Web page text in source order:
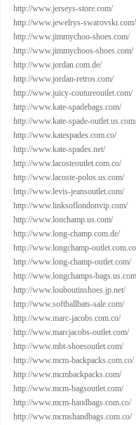
http://www.jerseys-store.com/
http://www.jewelrys-swarovski.com/
http://www.jimmychoo-shoes.com/
http://www.jimmychoos-shoes.com/
http://www.jordan.com.de/
http://www.jordan-retros.com/
http://www.juicy-coutureoutlet.com/
http://www.kate-spadebags.com/
http://www.kate-spade-outlet.us.com/
http://www.katespades.com.co/
http://www.kate-spades.net/
http://www.lacosteoutlet.com.co/
http://www.lacoste-polos.us.com/
http://www.levis-jeansoutlet.com/
http://www.linksoflondonvip.com/
http://www.lonchamp.us.com/
http://www.long-champ.com.de/
http://www.longchamp-
http://www.long-champ-outlet.com/
http://www.longchamps-
http://www.louboutinshoes.jp.net/
http://www.softballbats-sale.com/
http://www.marc-jacobs.com.co/
http://www.marcjacobs-outlet.com/
http://www.mbt-shoesoutlet.com/
http://www.mcm-backpacks.com.co/
http://www.mcmbackpacks.com/
http://www.mcm-bagsoutlet.com/
http://www.mcm-handbags.com.co/
http://www.mcmshandbags.com.co/